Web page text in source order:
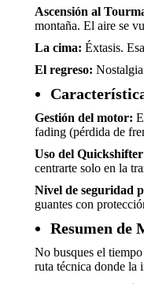
Ascensión al
montaña. El aire se
La cima: Éxtasis.
El regreso:
Gestión del motor:
fading (pérdida de
Uso del
centrarte solo en la
Nivel de seguridad
guantes con
Resumen de
No busques el
ruta técnica donde la